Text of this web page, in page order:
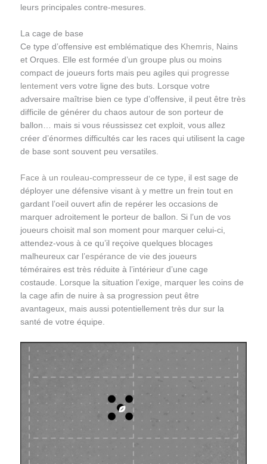
leurs principales contre-mesures.
La cage de base
Ce type d’offensive est emblématique des Khemris, Nains
et Orques. Elle est formée d’un groupe plus ou moins
compact de joueurs forts mais peu agiles qui progresse
lentementvers votre ligne des buts. Lorsque votre
adversaire maîtrise bien ce type d’offensive, il peut être très
difficile de générer du chaos autour de son porteur de
ballon… mais si vous réussissez cet exploit, vous allez
créer d’énormes difficultés car les races qui utilisent la cage
de base sont souvent peu versatiles.
Face à un rouleau-compresseur de ce type , il est sage de
déployer une défensive visant à y mettre un frein tout en
gardant l’oeil ouvert afin de repérer les occasions de
marquer adroitement le porteur de ballon. Si l’un de vos
joueurs choisit mal son moment pour marquer celui-ci,
attendez-vous à ce qu’il reçoive quelques blocages
malheureux car l’espérance de vie des joueurs
téméraires est très réduite à l’intérieur d’une cage
costaude. Lorsque la situation l’exige, marquer les coins de
la cage afin de nuire à sa progression peut être
avantageux, mais aussi potentiellement très dur sur la
santé de votre équipe.